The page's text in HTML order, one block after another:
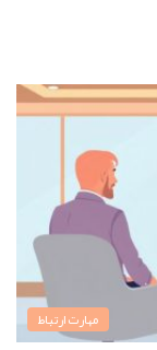
مهارت ارتباط